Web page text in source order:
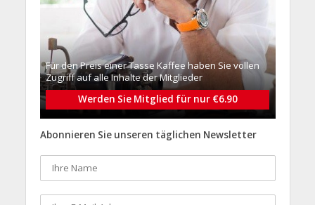
Für den Preis einer Tasse Kaffee haben Sie vollen
Zugriff auf alle Inhalte der Mitglieder
Werden Sie Mitglied für nur €6.90
Abonnieren Sie unseren täglichen Newsletter